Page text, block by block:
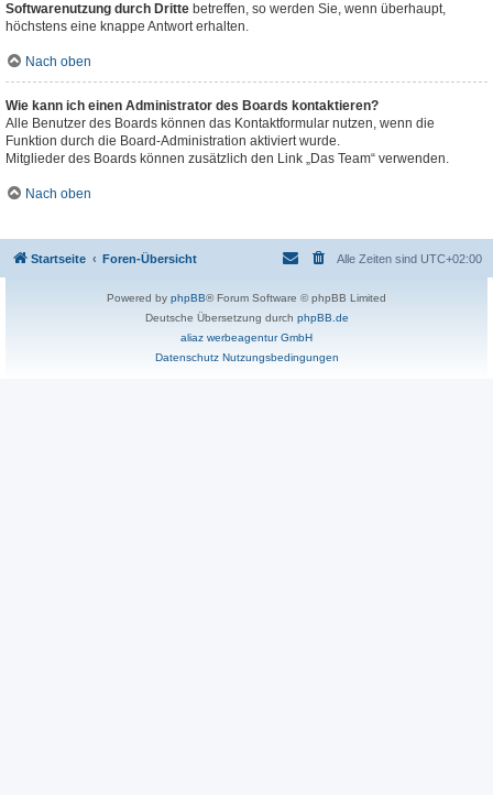
Softwarenutzung durch Dritte betreffen, so werden Sie, wenn überhaupt,
höchstens eine knappe Antwort erhalten.
Nach oben
Wie kann ich einen Administrator des Boards kontaktieren?
Alle Benutzer des Boards können das Kontaktformular nutzen, wenn die
Funktion durch die Board-Administration aktiviert wurde.
Mitglieder des Boards können zusätzlich den Link „Das Team“ verwenden.
Nach oben
Startseite Foren-Übersicht Alle Zeiten sind UTC+02:00
Powered by phpBB® Forum Software © phpBB Limited
Deutsche Übersetzung durch phpBB.de
aliaz werbeagentur GmbH
Datenschutz Nutzungsbedingungen